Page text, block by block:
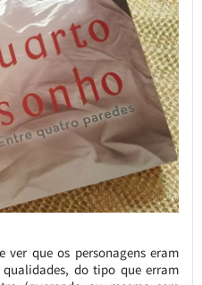
ver que os personagens eram
do tipo que erram